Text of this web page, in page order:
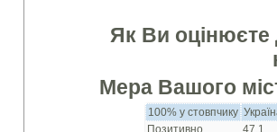
Як Ви
Мера Вашого
100% у стовпчику
Позитивно
47,1